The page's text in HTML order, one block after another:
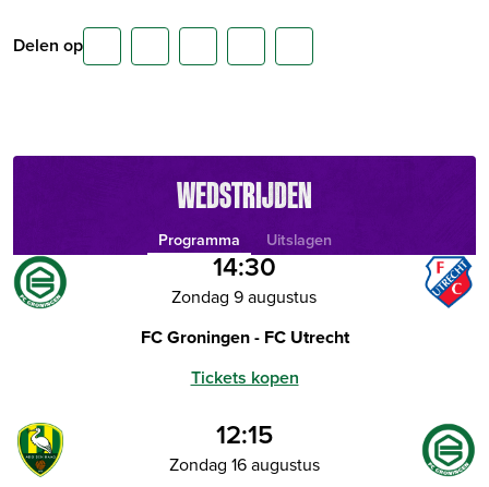
Delen op
WEDSTRIJDEN
Programma Uitslagen
14:30
Zondag 9 augustus
FC Groningen - FC Utrecht
Tickets kopen
12:15
Zondag 16 augustus